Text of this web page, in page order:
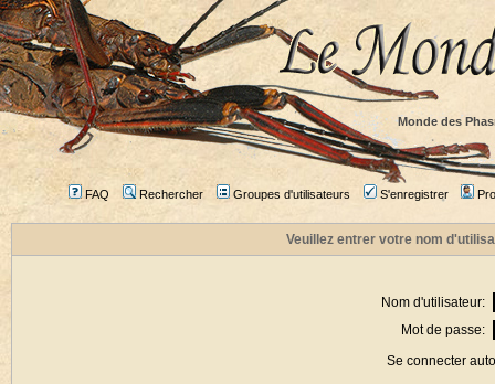
Monde des
FAQ Rechercher Groupes d'utilisateurs S'enregistrer
Veuillez entrer votre nom
Nom d'utilisateur:
Mot de passe:
Se connecter